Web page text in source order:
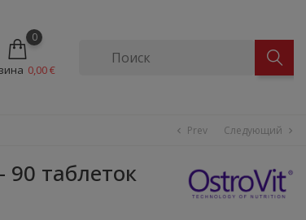
0
0,00 €
chevron_left Prev Следующий chevron_right
90 таблеток